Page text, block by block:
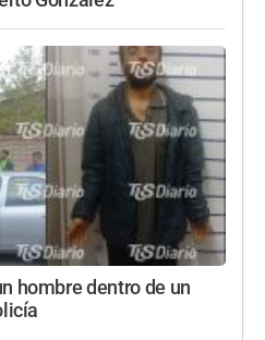
hombre dentro de un